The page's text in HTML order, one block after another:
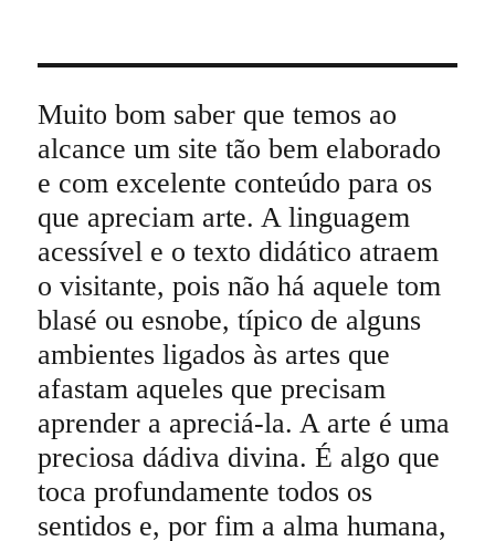
Muito bom saber que temos ao
alcance um site tão bem elaborado
e com excelente conteúdo para os
que apreciam arte. A linguagem
acessível e o texto didático atraem
o visitante, pois não há aquele tom
blasé ou esnobe, típico de alguns
ambientes ligados às artes que
afastam aqueles que precisam
aprender a apreciá-la. A arte é uma
preciosa dádiva divina. É algo que
toca profundamente todos os
sentidos e, por fim a alma humana,